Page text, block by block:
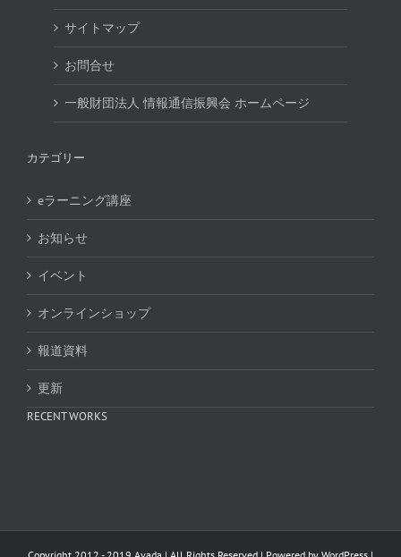
サイトマップ
お問合せ
一般財団法人 情報通信振興会 ホームページ
カテゴリー
eラーニング講座
お知らせ
イベント
オンラインショップ
報道資料
更新
RECENT WORKS